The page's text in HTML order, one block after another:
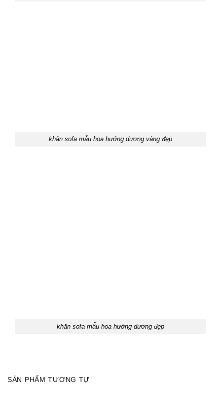
khăn sofa mẫu hoa hướng dương vàng đẹp
khăn sofa mẫu hoa hướng dương đẹp
SẢN PHẨM TƯƠNG TỰ